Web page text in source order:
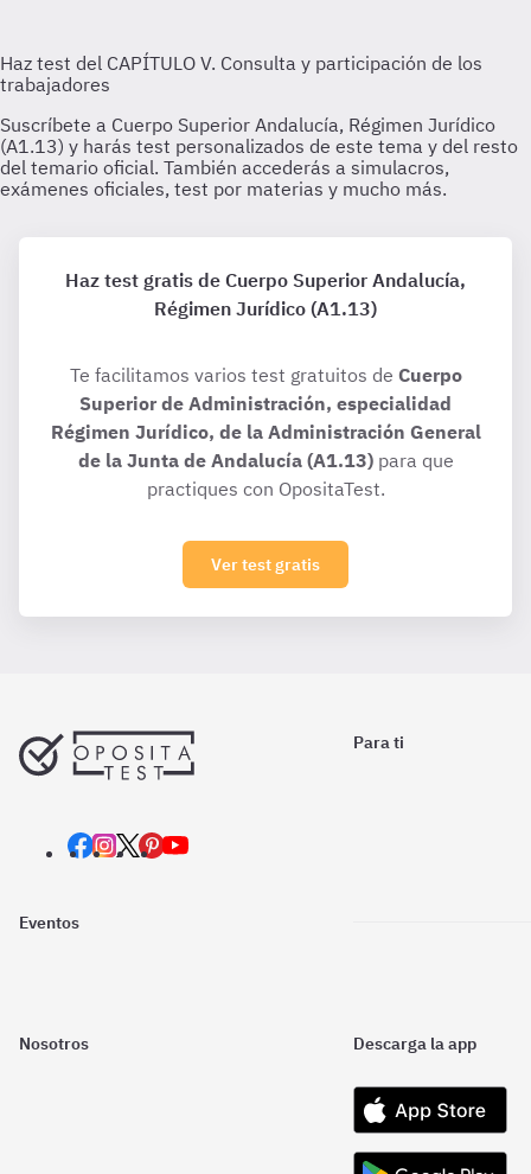
Haz test gratis de Cuerpo Superior Andalucía,
Régimen Jurídico (A1.13)
Te facilitamos varios test gratuitos de Cuerpo
Superior de Administración, especialidad
Régimen Jurídico, de la Administración General
de la Junta de Andalucía (A1.13)para que
practiques con OpositaTest.
Ver test gratis
Para ti
Eventos
Nosotros Descarga la app